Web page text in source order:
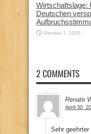
Wirtschaftslage:
Deutschen
Oktober 7, 2025
2 COMMENTS
Renate
April 30,
Sehr geehrter